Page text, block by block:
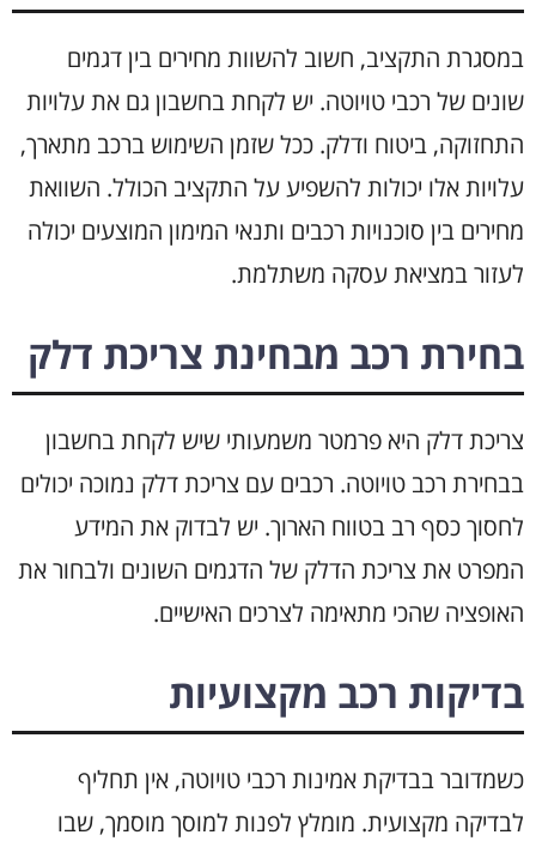
במסגרת התקציב, חשוב להשוות מחירים בין דגמים
שונים של רכבי טויוטה. יש לקחת בחשבון גם את עלויות
התחזוקה, ביטוח ודלק. ככל שזמן השימוש ברכב מתארך,
עלויות אלו יכולות להשפיע על התקציב הכולל. השוואת
מחירים בין סוכנויות רכבים ותנאי המימון המוצעים יכולה
לעזור במציאת עסקה משתלמת.
בחירת רכב מבחינת צריכת דלק
צריכת דלק היא פרמטר משמעותי שיש לקחת בחשבון
בבחירת רכב טויוטה. רכבים עם צריכת דלק נמוכה יכולים
לחסוך כסף רב בטווח הארוך. יש לבדוק את המידע
המפרט את צריכת הדלק של הדגמים השונים ולבחור את
האופציה שהכי מתאימה לצרכים האישיים.
בדיקות רכב מקצועיות
כשמדובר בבדיקת אמינות רכבי טויוטה, אין תחליף
לבדיקה מקצועית. מומלץ לפנות למוסך מוסמך, שבו